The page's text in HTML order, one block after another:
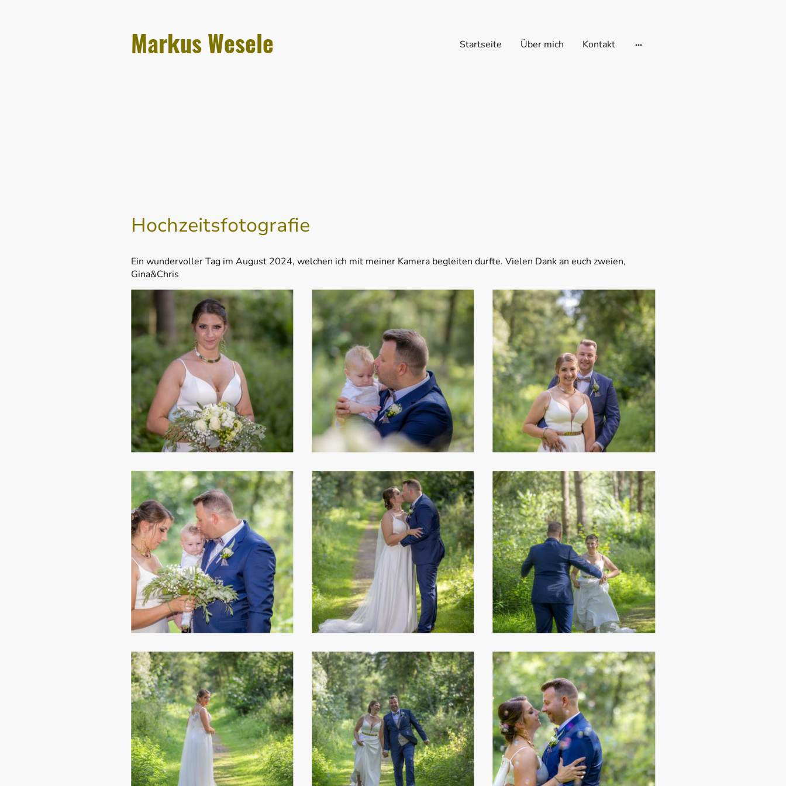
Markus Wesele Startseite Über mich Kontakt
Hochzeitsfotografie
Ein wundervoller Tag im August 2024, welchen ich mit meiner Kamera begleiten durfte. Vielen Dank an euch zweien,
Gina&Chris